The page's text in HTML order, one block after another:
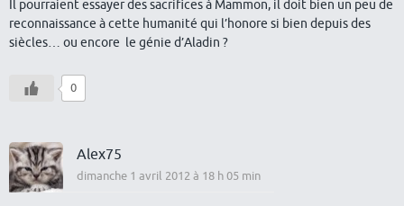
Il pourraient essayer des sacrifices à Mammon, il doit bien un peu de
reconnaissance à cette humanité qui l’honore si bien depuis des
siècles… ou encore le génie d’Aladin ?
0
Alex75
dimanche 1 avril 2012 à 18 h 05 min